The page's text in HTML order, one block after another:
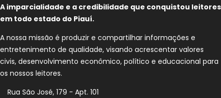
A imparcialidade e a credibilidade que conquistou leitores
em todo estado do Piauí.
A nossa missão é produzir e compartilhar informações e
entretenimento de qualidade, visando acrescentar valores
civis, desenvolvimento econômico, político e educacional para
os nossos leitores.
Rua São José, 179 - Apt. 101